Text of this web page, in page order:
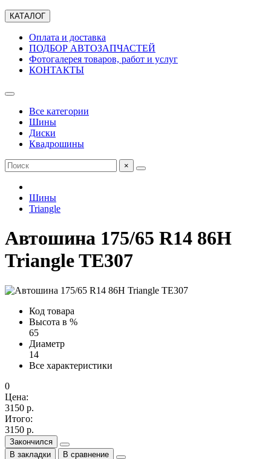
КАТАЛОГ
Оплата и доставка
ПОДБОР АВТОЗАПЧАСТЕЙ
Фотогалерея товаров, работ и услуг
КОНТАКТЫ
Все категории
Шины
Диски
Квадрошины
×
Шины
Triangle
Автошина 175/65 R14 86H
Triangle TE307
Код товара
Высота в %
65
Диаметр
14
Все характеристики
0
Цена:
3150 р.
Итого:
3150 р.
Закончился
В закладки
В сравнение